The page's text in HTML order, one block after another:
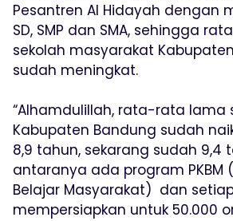
Pesantren Al Hidayah dengan
SD, SMP dan SMA, sehingga
sekolah masyarakat
sudah meningkat.
“Alhamdulillah, rata-rata lama
Kabupaten Bandung sudah
8,9 tahun, sekarang sudah 9,4
antaranya ada program PKBM
Belajar Masyarakat) dan
mempersiapkan untuk 50.000